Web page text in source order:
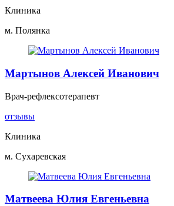
Клиника
м. Полянка
Мартынов Алексей Иванович
Врач-рефлексотерапевт
отзывы
Клиника
м. Сухаревская
Матвеева Юлия Евгеньевна